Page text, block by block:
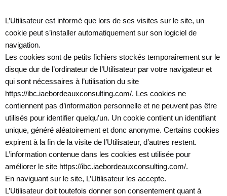
L’Utilisateur est informé que lors de ses visites sur le site, un
cookie peut s’installer automatiquement sur son logiciel de
navigation.
Les cookies sont de petits fichiers stockés temporairement sur le
disque dur de l’ordinateur de l’Utilisateur par votre navigateur et
qui sont nécessaires à l’utilisation du site
https://ibc.iaebordeauxconsulting.com/. Les cookies ne
contiennent pas d’information personnelle et ne peuvent pas être
utilisés pour identifier quelqu’un. Un cookie contient un identifiant
unique, généré aléatoirement et donc anonyme. Certains cookies
expirent à la fin de la visite de l’Utilisateur, d’autres restent.
L’information contenue dans les cookies est utilisée pour
améliorer le site https://ibc.iaebordeauxconsulting.com/.
En naviguant sur le site, L’Utilisateur les accepte.
L’Utilisateur doit toutefois donner son consentement quant à